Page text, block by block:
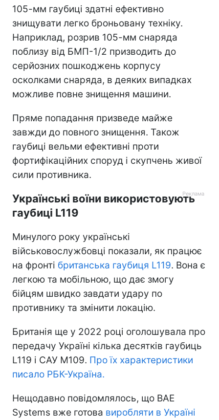
105-мм гаубиці здатні ефективно
знищувати легко броньовану техніку.
Наприклад, розрив 105-мм снаряда
поблизу від БМП-1/2 призводить до
серйозних пошкоджень корпусу
осколками снаряда, в деяких випадках
можливе повне знищення машини.
Пряме попадання призведе майже
завжди до повного знищення. Також
гаубиці вельми ефективні проти
фортифікаційних споруд і скупчень живої
сили противника.
Українські воїни використовують
гаубиці L119
Минулого року українські
військовослужбовці показали, як працює
на фронті британська гаубиця L119. Вона є
легкою та мобільною, що дає змогу
бійцям швидко завдати удару по
противнику та змінити локацію.
Британія ще у 2022 році оголошувала про
передачу Україні кілька десятків гаубиць
L119 і САУ M109. Про їх характеристики
писало РБК-Україна.
Нещодавно повідомлялось, що BAE
Systems вже готова виробляти в Україні